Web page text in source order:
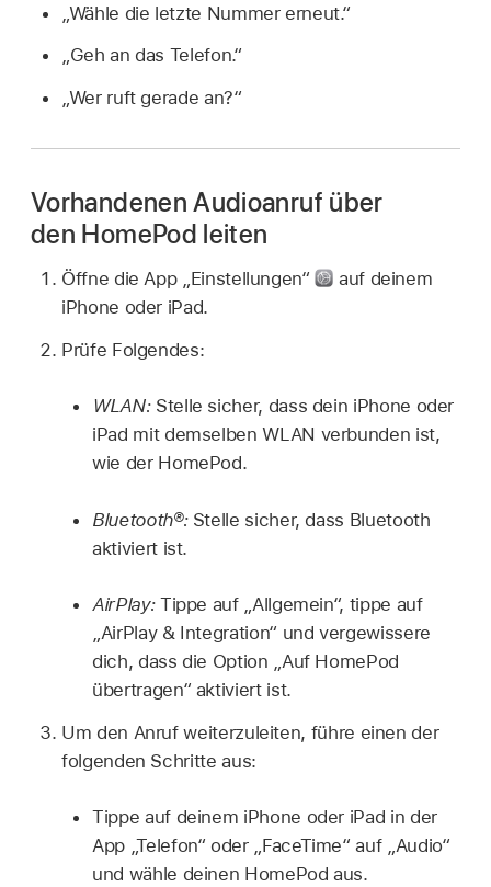
„Wähle die letzte Nummer erneut.“
„Geh an das Telefon.“
„Wer ruft gerade an?“
Vorhandenen Audioanruf über
den HomePod leiten
Öffne die App „Einstellungen“
auf deinem
iPhone oder iPad.
Prüfe Folgendes:
WLAN: Stelle sicher, dass dein iPhone oder
iPad mit demselben WLAN verbunden ist,
wie der HomePod.
Bluetooth®: Stelle sicher, dass Bluetooth
aktiviert ist.
AirPlay: Tippe auf „Allgemein“, tippe auf
„AirPlay & Integration“ und vergewissere
dich, dass die Option „Auf HomePod
übertragen“ aktiviert ist.
Um den Anruf weiterzuleiten, führe einen der
folgenden Schritte aus:
Tippe auf deinem iPhone oder iPad in der
App „Telefon“ oder „FaceTime“ auf „Audio“
und wähle deinen HomePod aus.